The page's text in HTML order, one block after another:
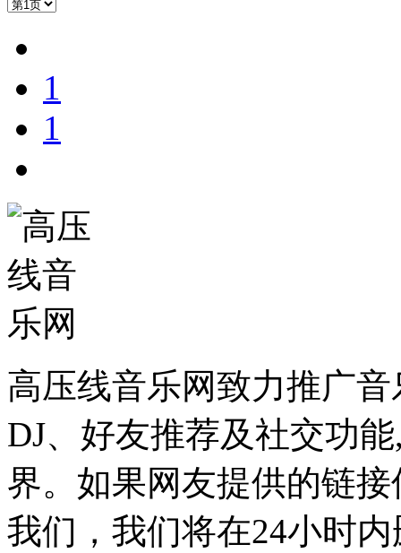
1
1
高压线音乐网致力推广
DJ、好友推荐及社交功
界。如果网友提供的链
我们，我们将在24小时